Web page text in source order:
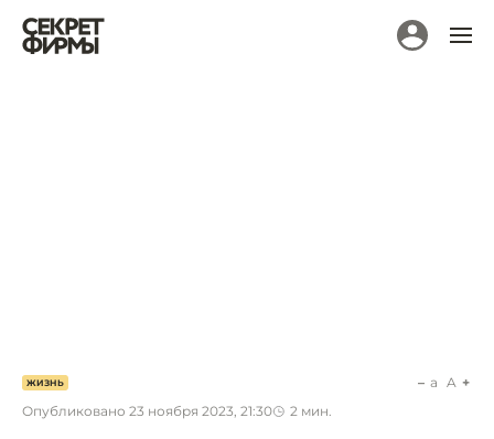
ЖИЗНЬ
Опубликовано 23 ноября 2023, 21:30 2 мин.
a A